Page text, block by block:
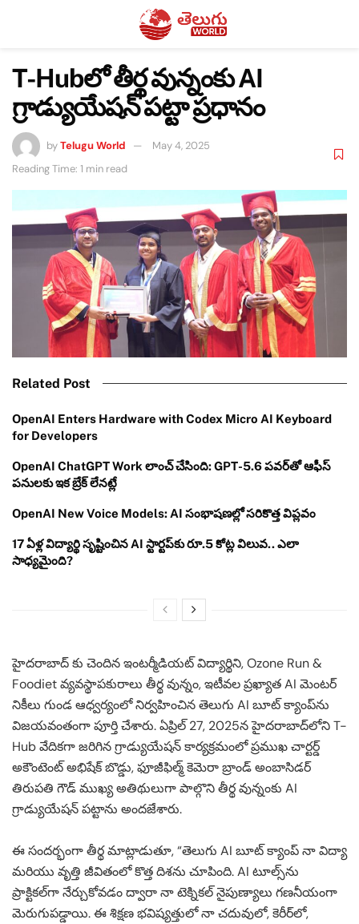
T-Hubలో తీర్థ వున్నంకు AI
గ్రాడ్యుయేషన్ పట్టా ప్రధానం
byTelugu World
May 4, 2025
Reading Time: 1 min read
Related Post
OpenAI Enters Hardware with Codex Micro AI Keyboard
for Developers
OpenAI ChatGPT Work లాంచ్ చేసింది: GPT-5.6 పవర్‌తో ఆఫీస్
పనులకు ఇక బ్రేక్ లేనట్లే
OpenAI New Voice Models: AI సంభాషణల్లో సరికొత్త విప్లవం
17 ఏళ్ల విద్యార్థి సృష్టించిన AI స్టార్టప్‌కు రూ.5 కోట్ల విలువ.. ఎలా
సాధ్యమైంది?
హైదరాబాద్ కు చెందిన ఇంటర్మీడియట్ విద్యార్థిని, Ozone Run &
Foodiet వ్యవస్థాపకురాలు తీర్థ వున్నం, ఇటీవల ప్రఖ్యాత AI మెంటర్
నికీలు గుండ ఆధ్వర్యంలో నిర్వహించిన తెలుగు AI బూట్ క్యాంప్‌ను
విజయవంతంగా పూర్తి చేశారు. ఏప్రిల్ 27, 2025న హైదరాబాద్‌లోని T-
Hub వేదికగా జరిగిన గ్రాడ్యుయేషన్ కార్యక్రమంలో ప్రముఖ చార్టర్డ్
అకౌంటెంట్ అభిషేక్ బొడ్డు, ఫూజీఫిల్మ్ కెమెరా బ్రాండ్ అంబాసిడర్
తిరుపతి గౌడ్ ముఖ్య అతిథులుగా పాల్గొని తీర్థ వున్నంకు AI
గ్రాడ్యుయేషన్ పట్టాను అందజేశారు.
ఈ సందర్భంగా తీర్థ మాట్లాడుతూ, “తెలుగు AI బూట్ క్యాంప్‌ నా విద్యా
మరియు వృత్తి జీవితంలో కొత్త దిశను చూపింది. AI టూల్స్‌ను
ప్రాక్టికల్‌గా నేర్చుకోవడం ద్వారా నా టెక్నికల్ నైపుణ్యాలు గణనీయంగా
మెరుగుపడ్డాయి. ఈ శిక్షణ భవిష్యత్తులో నా చదువులో, కెరీర్‌లో,